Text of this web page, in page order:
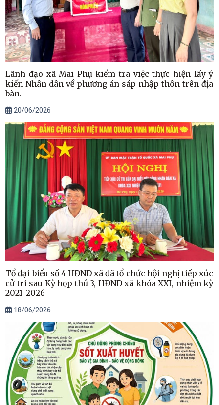
Lãnh đạo xã Mai Phụ kiểm tra việc thực hiện lấy ý
kiến Nhân dân về phương án sáp nhập thôn trên địa
bàn.
20/06/2026
Tổ đại biểu số 4 HĐND xã đã tổ chức hội nghị tiếp xúc
cử tri sau Kỳ họp thứ 3, HĐND xã khóa XXI, nhiệm kỳ
2021–2026
18/06/2026